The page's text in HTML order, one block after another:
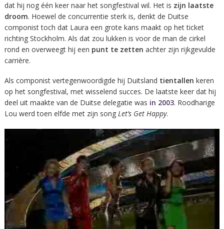
dat hij nog één keer naar het songfestival wil. Het is zijn laatste
droom. Hoewel de concurrentie sterk is, denkt de Duitse
componist toch dat Laura een grote kans maakt op het ticket
richting Stockholm. Als dat zou lukken is voor de man de cirkel
rond en overweegt hij een punt te zetten achter zijn rijkgevulde
carrière.
Als componist vertegenwoordigde hij Duitsland tientallen keren
op het songfestival, met wisselend succes. De laatste keer dat hij
deel uit maakte van de Duitse delegatie was in 2003. Roodharige
Lou werd toen elfde met zijn song Let’s Get Happy.